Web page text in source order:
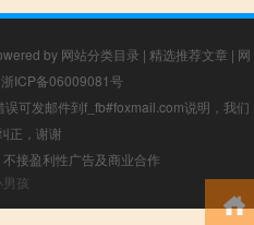
by 网站分类目录 | 精选推荐文章 | 网
浙ICP备06009081号
可发邮件到f_fb#foxmail.com说明，我们
正，谢谢
接盈利性广告及商业合作
男孩